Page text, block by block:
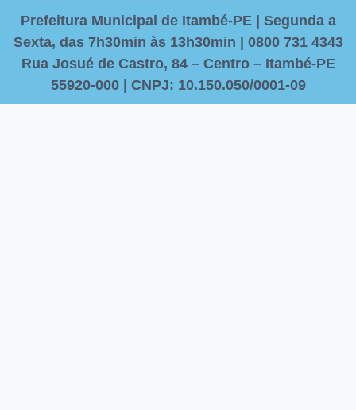
Prefeitura Municipal de Itambé-PE | Segunda a
Sexta, das 7h30min às 13h30min | 0800 731 4343
Rua Josué de Castro, 84 – Centro – Itambé-PE
55920-000 | CNPJ: 10.150.050/0001-09